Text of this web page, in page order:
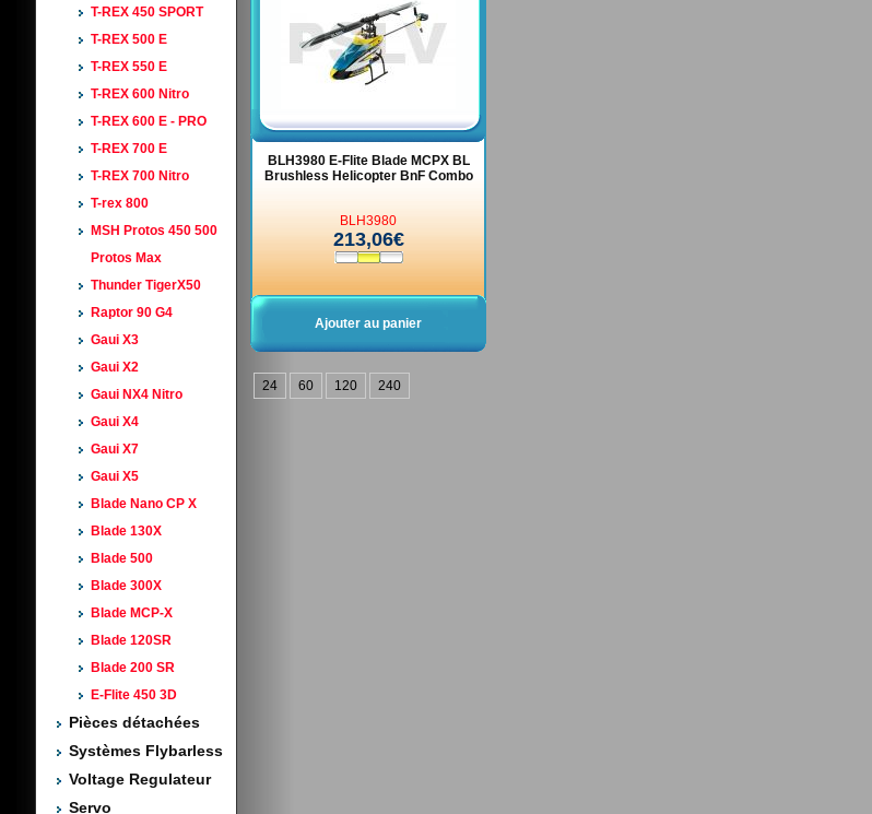
T-REX 450 SPORT
T-REX 500 E
T-REX 550 E
T-REX 600 Nitro
T-REX 600 E - PRO
T-REX 700 E
T-REX 700 Nitro
T-rex 800
MSH Protos 450 500
Protos Max
Thunder TigerX50
Raptor 90 G4
Gaui X3
Gaui X2
Gaui NX4 Nitro
Gaui X4
Gaui X7
Gaui X5
Blade Nano CP X
Blade 130X
Blade 500
Blade 300X
Blade MCP-X
Blade 120SR
Blade 200 SR
E-Flite 450 3D
Pièces détachées
Systèmes Flybarless
Voltage Regulateur
Servo
BLH3980 E-Flite Blade MCPX BL
Brushless Helicopter BnF Combo
BLH3980
213,06€
Ajouter au panier
24 60 120 240